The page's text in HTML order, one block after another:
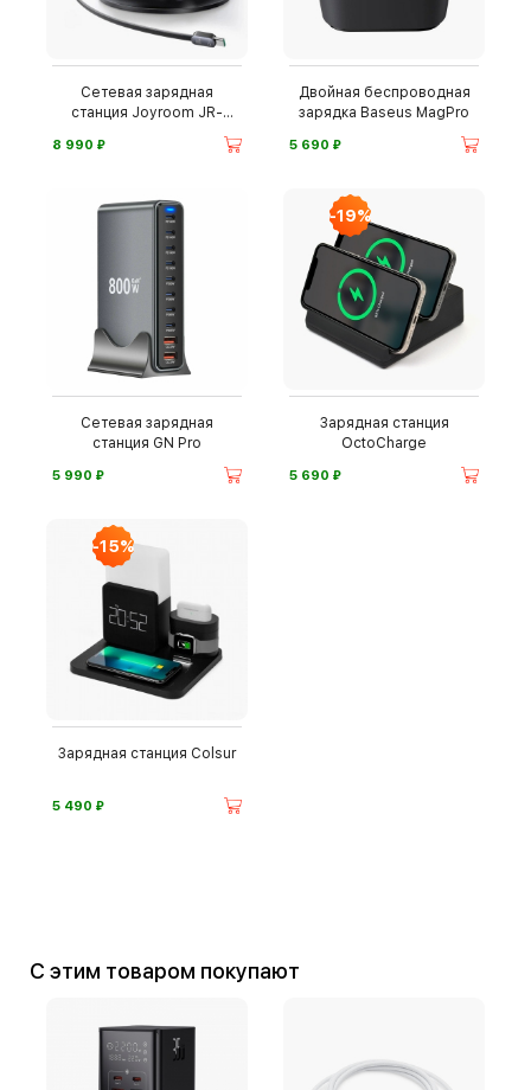
Сетевая зарядная
станция Joyroom JR-
8 990 ⃏
Двойная беспроводная
зарядка Baseus MagPro
5 690 ⃏
Сетевая зарядная
станция GN Pro
5 990 ⃏
-19%
Зарядная станция
OctoCharge
5 690 ⃏
-15%
Зарядная станция Colsur
5 490 ⃏
С этим товаром покупают